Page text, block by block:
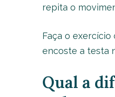
repita o
Faça o
encoste a testa
Qual a